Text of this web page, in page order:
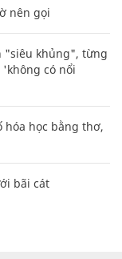
nên gọi
"siêu khủng", từng
có nổi
hóa học bằng thơ,
bãi cát